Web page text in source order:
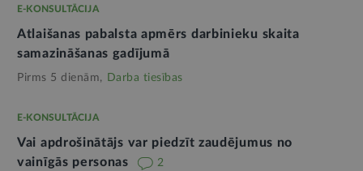
E-KONSULTĀCIJA
Atlaišanas pabalsta apmērs darbinieku skaita
samazināšanas gadījumā
Pirms 5 dienām, Darba tiesības
E-KONSULTĀCIJA
Vai apdrošinātājs var piedzīt zaudējumus no
vainīgās personas
2